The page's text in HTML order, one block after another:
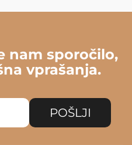
nam sporočilo,
vprašanja.
POŠLJI